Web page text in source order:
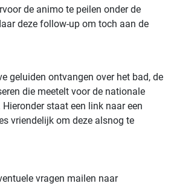
de animo te peilen onder de
deze follow-up om toch aan de
geluiden ontvangen over het bad, de
die meetelt voor de nationale
staat een link naar een
vriendelijk om deze alsnog te
vragen mailen naar